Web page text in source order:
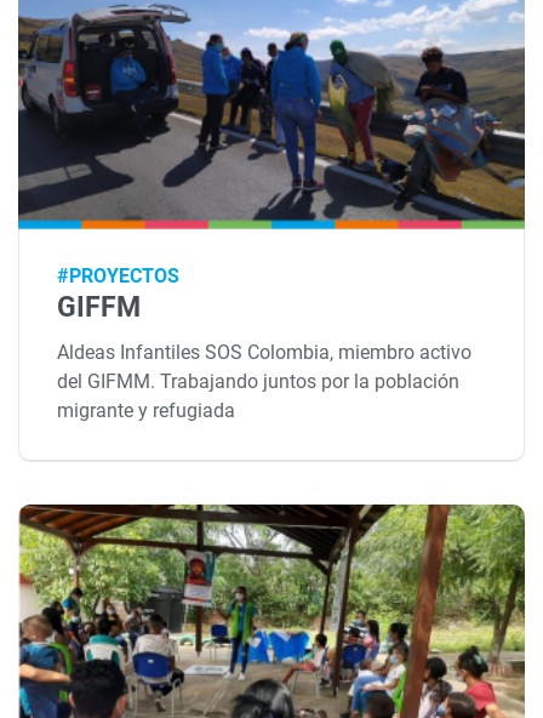
#PROYECTOS
GIFFM
Aldeas Infantiles SOS Colombia, miembro activo
del GIFMM. Trabajando juntos por la población
migrante y refugiada